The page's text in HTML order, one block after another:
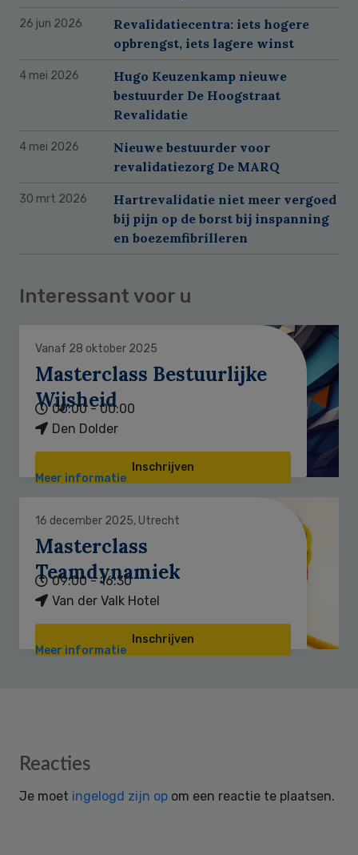
26 jun 2026
Revalidatiecentra: iets hogere
opbrengst, iets lagere winst
4 mei 2026
Hugo Keuzenkamp nieuwe
bestuurder De Hoogstraat
Revalidatie
4 mei 2026
Nieuwe bestuurder voor
revalidatiezorg De MARQ
30 mrt 2026
Hartrevalidatie niet meer vergoed
bij pijn op de borst bij inspanning
en boezemfibrilleren
Interessant voor u
Vanaf 28 oktober 2025
Masterclass Bestuurlijke
Wijsheid
00:00 - 00:00
Den Dolder
Inschrijven
Meer informatie
16 december 2025, Utrecht
Masterclass
Teamdynamiek
09:00 - 16:30
Van der Valk Hotel
Inschrijven
Meer informatie
Reader
Reacties
Je moet ingelogd zijn op om een reactie te plaatsen.